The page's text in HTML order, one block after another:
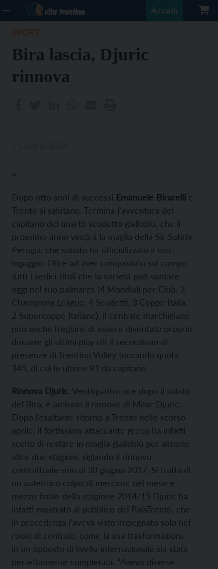
Accedi
Bira lascia, Djuric
rinnova
>
Dopo otto anni di successi Emanuele Birarelli e
Trento si salutano. Termina l’avventura del
capitano del quarto scudetto gialloblu, che il
prossimo anno vestirà la maglia della Sir Safety
Perugia, che sabato ha ufficializzato il suo
ingaggio. Oltre ad aver conquistato sul campo
tutti i sedici titoli che la società può vantare
oggi nel suo palmares (4 Mondiali per Club, 3
Champions League, 4 Scudetti, 3 Coppe Italia,
2 Supercoppe Italiane), il centrale marchigiano
può anche fregiarsi di essere diventato proprio
durante gli ultimi play off il recordman di
presenze di Trentino Volley toccando quota
345, di cui le ultime 91 da capitano.
Rinnova Djuric. Ventiquattro ore dopo il saluto
del Bira, è arrivato il rinnovo di Mitar Djuric.
Dopo l’esaltante ritorno a Trento nello scorso
aprile, il fortissimo attaccante greco ha infatti
scelto di restare in maglia gialloblù per almeno
altre due stagioni, siglando il rinnovo
contrattuale sino al 30 giugno 2017. Si tratta di
un autentico colpo di mercato: nel mese e
mezzo finale della stagione 2014/15 Djuric ha
infatti mostrato al pubblico del PalaTrento, che
in precedenza l’aveva visto impegnato solo nel
ruolo di centrale, come la sua trasformazione
in un opposto di livello internazionale sia stata
perfettamente completata. “Avevo diverse